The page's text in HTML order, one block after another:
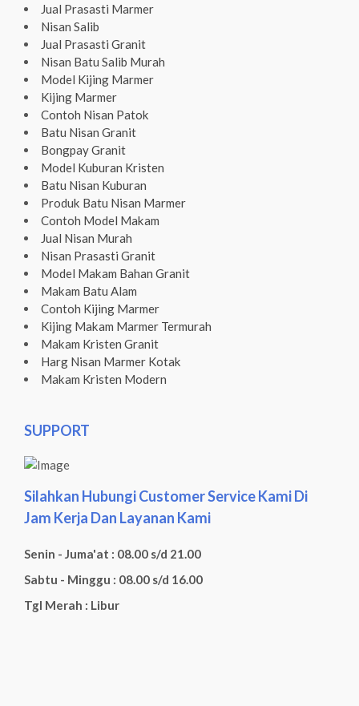
Jual Prasasti Marmer
Nisan Salib
Jual Prasasti Granit
Nisan Batu Salib Murah
Model Kijing Marmer
Kijing Marmer
Contoh Nisan Patok
Batu Nisan Granit
Bongpay Granit
Model Kuburan Kristen
Batu Nisan Kuburan
Produk Batu Nisan Marmer
Contoh Model Makam
Jual Nisan Murah
Nisan Prasasti Granit
Model Makam Bahan Granit
Makam Batu Alam
Contoh Kijing Marmer
Kijing Makam Marmer Termurah
Makam Kristen Granit
Harg Nisan Marmer Kotak
Makam Kristen Modern
SUPPORT
Silahkan Hubungi Customer Service Kami Di
Jam Kerja Dan Layanan Kami
Senin - Juma'at : 08.00 s/d 21.00
Sabtu - Minggu : 08.00 s/d 16.00
Tgl Merah : Libur